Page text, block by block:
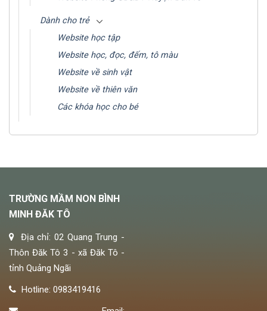
Dành cho trẻ
Website học tập
Website học, đọc, đếm, tô màu
Website về sinh vật
Website về thiên văn
Các khóa học cho bé
TRƯỜNG MẦM NON BÌNH
MINH ĐĂK TÔ
Địa chỉ: 02 Quang Trung -
Thôn Đăk Tô 3 - xã Đăk Tô -
tỉnh Quảng Ngãi
Hotline: 0983419416